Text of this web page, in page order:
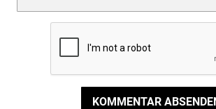
KOMMENTAR